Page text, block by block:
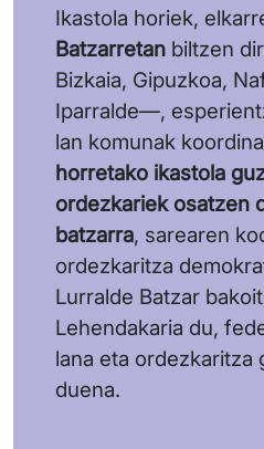
Ikastola horiek,
Batzarretanbiltzen
Bizkaia, Gipuzkoa,
Iparralde—,
lan komunak
horretako ikastola
ordezkariek osatzen
batzarra, sarearen
ordezkaritza
Lurralde Batzar
Lehendakaria du,
lana eta ordezkaritza
duena.